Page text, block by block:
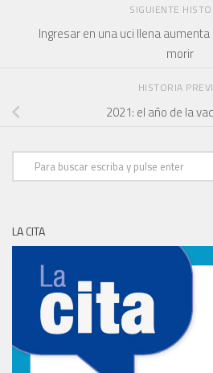
SIGUIENTE
Ingresar en una uci llena aumenta
morir
HISTORIA
2021: el año de la
LA CITA